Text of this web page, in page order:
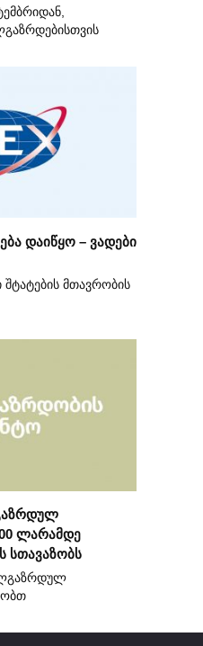
დაიწყო – ვადები
მთავრობის
ლარამდე
სთავაზობს